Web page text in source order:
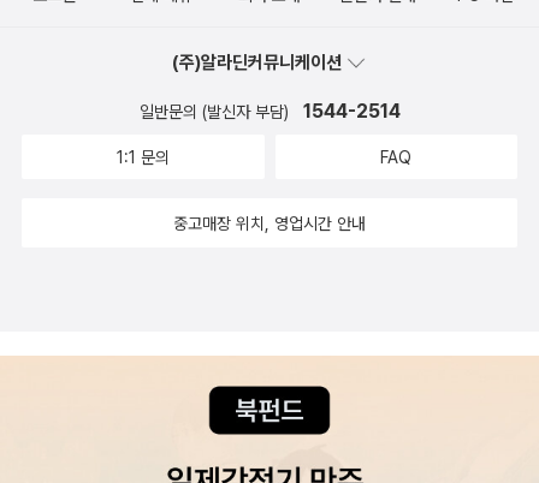
(주)알라딘커뮤니케이션
일반문의 (발신자 부담) 1544-2514
1:1 문의 FAQ
중고매장 위치, 영업시간 안내